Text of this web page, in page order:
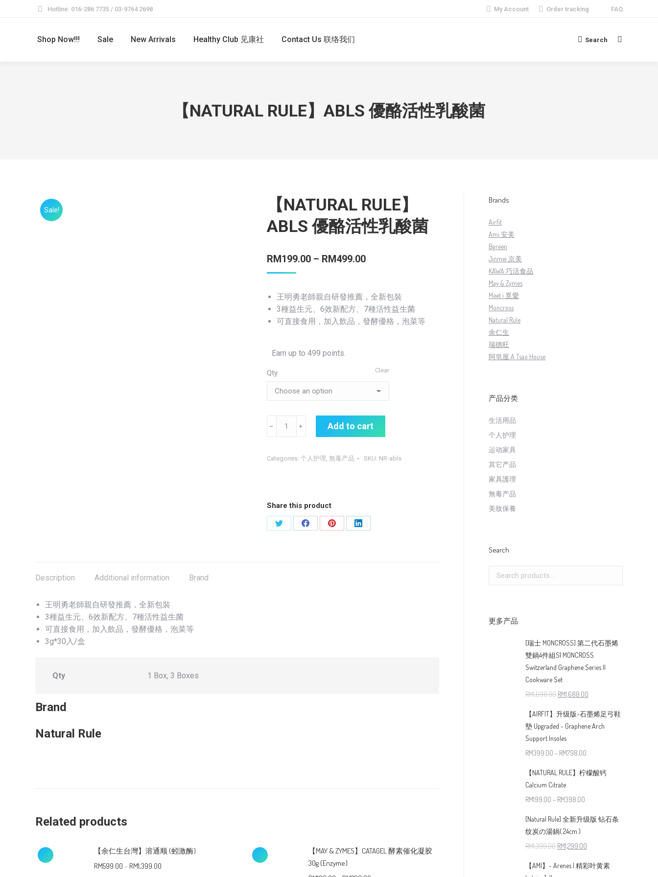
Hotline: 016-286 7735 / 03-9764 2698 My Account Order tracking FAQ
Shop Now!!! Sale New Arrivals Healthy Club 见康社 Contact Us 联络我们 Search:
Search
【NATURAL RULE】ABLS 優酪活性乳酸菌
Sale!
【NATURAL RULE】
ABLS 優酪活性乳酸菌
RM199.00– RM499.00
王明勇老師親自研發推薦，全新包裝
3種益生元、6效新配方、7種活性益生菌
可直接食用，加入飲品，發酵優格，泡菜等
Earn up to 499 points.
Qty Clear
【NATURAL
優
乳
酸
菌
Add to cart
Categories: 个人护理, 無毒产品 SKU: NR-abls
Share this product
Share
Share
Share
Share
Description Additional information Brand
王明勇老師親自研發推薦，全新包裝
3種益生元、6效新配方、7種活性益生菌
可直接食用，加入飲品，發酵優格，泡菜等
3g*30入/盒
Qty 1 Box, 3 Boxes
Brand
Natural Rule
Related products
【余仁生台灣】溶通顺 (蚓激酶)
RM599.00 – RM1,399.00
【MAY & ZYMES】CATAGEL 酵素催化凝胶
30g (Enzyme)
Brands
Airfit
Ami 安美
Bgreen
Jinmei 京美
KAWA 巧活食品
May & Zymes
Meet i 覓愛
Moncross
Natural Rule
余仁生
瑞德旺
阿皂屋 A Tsao House
产品分类
生活用品
个人护理
运动家具
其它产品
家具護理
無毒产品
美妝保養
Search
更多产品
[瑞士 MONCROSS] 第二代石墨烯
雙鍋4件組S1 MONCROSS
Switzerland Graphene Series II
Cookware Set
RM1,698.00 RM1,688.00
【AIRFIT】升级版-石墨烯足弓鞋
墊 Upgraded - Graphene Arch
Support Insoles
RM399.00 – RM798.00
【NATURAL RULE】柠檬酸钙
Calcium Citrate
RM199.00 – RM398.00
[Natural Rule] 全新升级版 钻石条
纹炭の湯鍋( 24cm )
RM1,399.00 RM1,299.00
【AMI】- Arenes | 精彩叶黄素